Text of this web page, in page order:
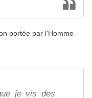
portée par l'Homme
je vis des